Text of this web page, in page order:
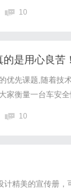
来电咨询，定制
行定制。我们专
10
是用心良苦
优先课题,随着技
衡量一台车安
全系统可靠程度
了更多全新的思考
10
精美的宣传册